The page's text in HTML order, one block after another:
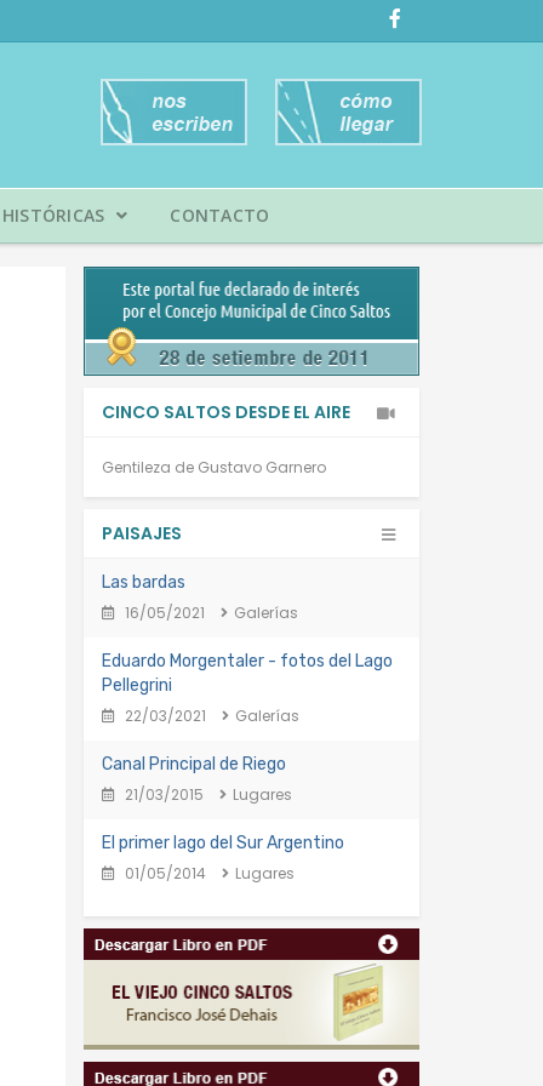
HISTÓRICAS CONTACTO
CINCO SALTOS DESDE EL AIRE
Gentileza de Gustavo Garnero
PAISAJES
Las bardas
16/05/2021
Galerías
Eduardo Morgentaler - fotos del Lago
Pellegrini
22/03/2021
Galerías
Canal Principal de Riego
21/03/2015
Lugares
El primer lago del Sur Argentino
01/05/2014
Lugares